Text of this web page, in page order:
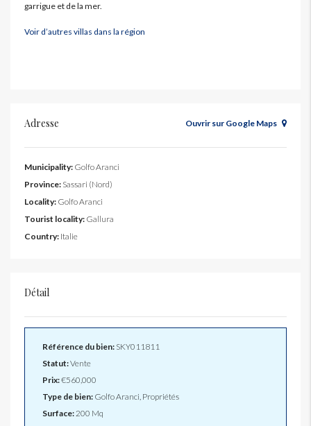
garrigue et de la mer.
Voir d’autres villas dans la région
Adresse Ouvrir sur Google Maps
Municipality: Golfo Aranci
Province: Sassari (Nord)
Locality: Golfo Aranci
Tourist locality: Gallura
Country: Italie
Détail
Référence du bien: SKY011811
Statut:Vente
Prix:€560,000
Type de bien: Golfo Aranci, Propriétés
Surface:200 Mq